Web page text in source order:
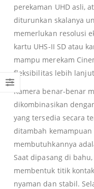
perekaman UHD asli,
diturunkan skalanya
memerlukan resolusi
kartu UHS-II SD atau
mampu merekam
fleksibilitas lebih
Kamera benar-benar
dikombinasikan
yang tersedia secara
ditambah
membutuhkannya
Saat dipasang di
membentuk titik
nyaman dan stabil.